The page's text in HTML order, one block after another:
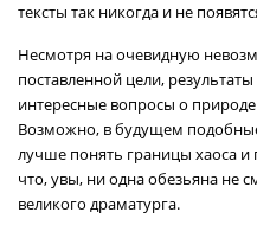
тексты так никогда и не
Несмотря на очевидную
поставленной цели,
интересные вопросы о
Возможно, в будущем
лучше понять границы хаоса
что, увы, ни одна обезьяна не
великого драматурга.